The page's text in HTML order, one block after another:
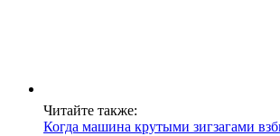
Читайте также:
Когда машина крутыми зигзагами